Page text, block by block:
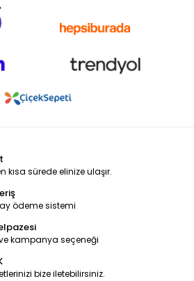
kısa sürede elinize ulaşır.
ödeme sistemi
kampanya seçeneği
bize iletebilirsiniz.